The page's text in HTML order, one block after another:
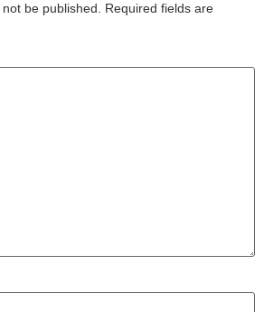
be published.
Required fields are